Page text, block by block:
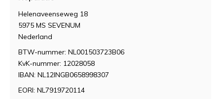
Helenaveenseweg 18
5975 MS SEVENUM
Nederland
BTW-nummer: NL001503723B06
KvK-nummer: 12028058
IBAN: NL12INGB0658998307
EORI: NL7919720114